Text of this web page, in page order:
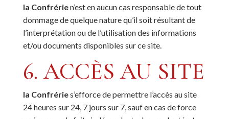
la Confrérien’est en aucun cas responsable de tout
dommage de quelque nature qu’il soit résultant de
l’interprétation ou de l’utilisation des informations
et/ou documents disponibles sur ce site.
6. ACCÈS AU SITE
la Confréries’efforce de permettre l’accès au site
24 heures sur 24, 7 jours sur 7, sauf en cas de force